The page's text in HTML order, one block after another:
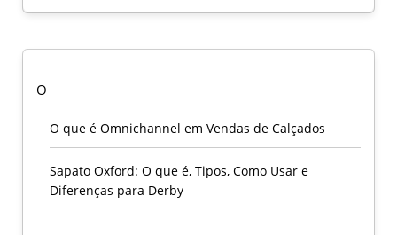
O
O que é Omnichannel em Vendas de Calçados
Sapato Oxford: O que é, Tipos, Como Usar e
Diferenças para Derby